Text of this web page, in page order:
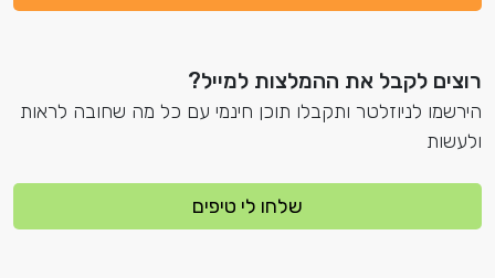
רוצים לקבל את ההמלצות למייל?
הירשמו לניוזלטר ותקבלו תוכן חינמי עם כל מה שחובה לראות
ולעשות
שלחו לי טיפים